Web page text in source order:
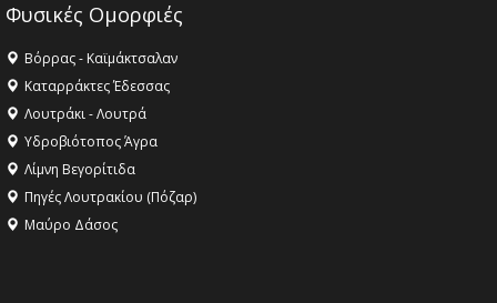
Φυσικές Ομορφιές
Βόρρας - Καϊμάκτσαλαν
Καταρράκτες Έδεσσας
Λουτράκι - Λουτρά
Υδροβιότοπος Άγρα
Λίμνη Βεγορίτιδα
Πηγές Λουτρακίου (Πόζαρ)
Μαύρο Δάσος